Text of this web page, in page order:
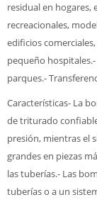
residual en
recreacionales,
edificios
pequeño
parques.-
Características- La
de triturado
presión, mientras el
grandes en piezas
las tuberías.- Las
tuberías o a un